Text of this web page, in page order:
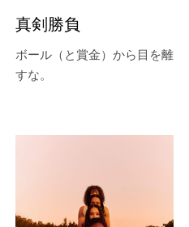
真剣勝負
ボール（と賞金）から目を離
すな。